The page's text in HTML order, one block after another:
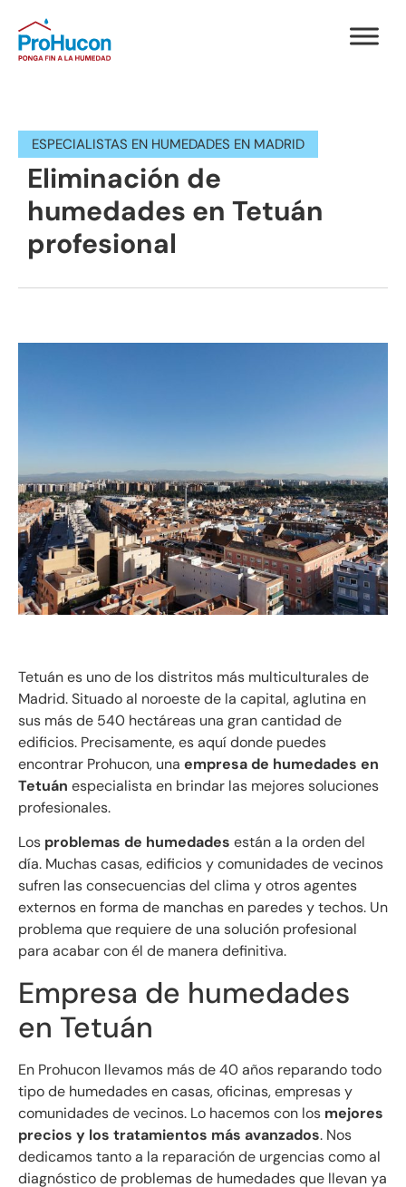
ESPECIALISTAS EN HUMEDADES EN MADRID
Eliminación de
humedades en Tetuán
profesional
Tetuán es uno de los distritos más multiculturales de
Madrid. Situado al noroeste de la capital, aglutina en
sus más de 540 hectáreas una gran cantidad de
edificios. Precisamente, es aquí donde puedes
encontrar Prohucon, una empresa de humedades en
Tetuán especialista en brindar las mejores soluciones
profesionales.
Los problemas de humedades están a la orden del
día. Muchas casas, edificios y comunidades de vecinos
sufren las consecuencias del clima y otros agentes
externos en forma de manchas en paredes y techos. Un
problema que requiere de una solución profesional
para acabar con él de manera definitiva.
Empresa de humedades
en Tetuán
En Prohucon llevamos más de 40 años reparando todo
tipo de humedades en casas, oficinas, empresas y
comunidades de vecinos. Lo hacemos con los mejores
precios y los tratamientos más avanzados. Nos
dedicamos tanto a la reparación de urgencias como al
diagnóstico de problemas de humedades que llevan ya